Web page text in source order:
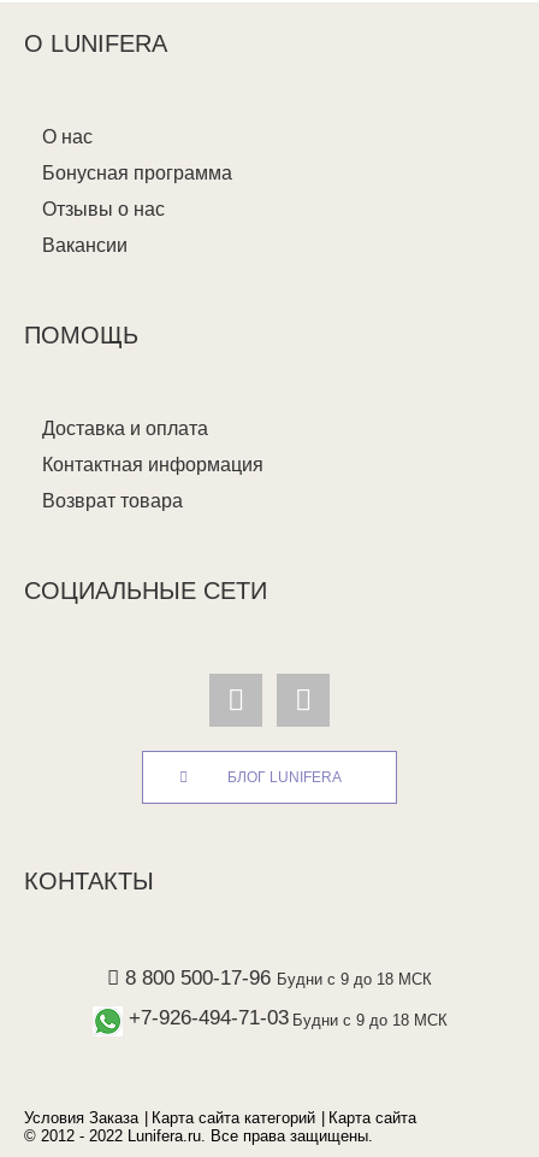
О LUNIFERA
О нас
Бонусная программа
Отзывы о нас
Вакансии
ПОМОЩЬ
Доставка и оплата
Контактная информация
Возврат товара
СОЦИАЛЬНЫЕ СЕТИ
БЛОГ LUNIFERA
КОНТАКТЫ
8 800 500-17-96 Будни с 9 до 18 МСК
+7-926-494-71-03 Будни с 9 до 18 МСК
Условия Заказа Карта сайта категорий
Карта сайта
© 2012 - 2022 Lunifera.ru. Все права защищены.